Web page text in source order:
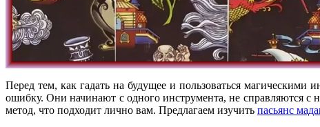
Перед тем, как гадать на будущее и пользоваться
ошибку. Они начинают с одного инструмента, не справляются с
метод, что подходит лично вам. Предлагаем изучить пасьянс